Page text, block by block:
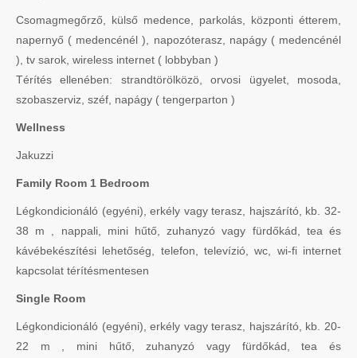
Csomagmegőrző, külső medence, parkolás, központi étterem,
napernyő ( medencénél ), napozóterasz, napágy ( medencénél
), tv sarok, wireless internet ( lobbyban )
Térítés ellenében: strandtörölközö, orvosi ügyelet, mosoda,
szobaszerviz, széf, napágy ( tengerparton )
Wellness
Jakuzzi
Family Room 1 Bedroom
Légkondicionáló (egyéni), erkély vagy terasz, hajszárító, kb. 32-
38 m , nappali, mini hűtő, zuhanyzó vagy fürdőkád, tea és
kávébekészítési lehetőség, telefon, televízió, wc, wi-fi internet
kapcsolat térítésmentesen
Single Room
Légkondicionáló (egyéni), erkély vagy terasz, hajszárító, kb. 20-
22 m , mini hűtő, zuhanyzó vagy fürdőkád, tea és